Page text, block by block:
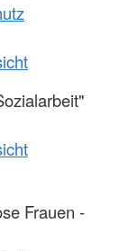
Frauen -